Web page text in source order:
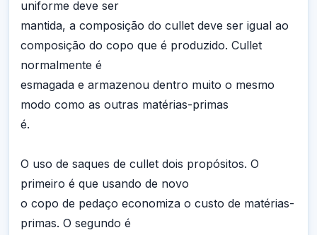
uniforme deve ser
mantida, a composição do cullet deve ser igual ao
composição do copo que é produzido. Cullet
normalmente é
esmagada e armazenou dentro muito o mesmo
modo como as outras matérias-primas
é.
O uso de saques de cullet dois propósitos. O
primeiro é que usando de novo
o copo de pedaço economiza o custo de matérias-
primas. O segundo é